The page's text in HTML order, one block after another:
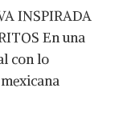
INSPIRADA
En una
con lo